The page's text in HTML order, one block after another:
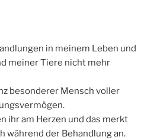
in meinem Leben und
meiner Tiere nicht mehr
besonderer Mensch voller
ihr am Herzen und das merkt
während der Behandlung an.